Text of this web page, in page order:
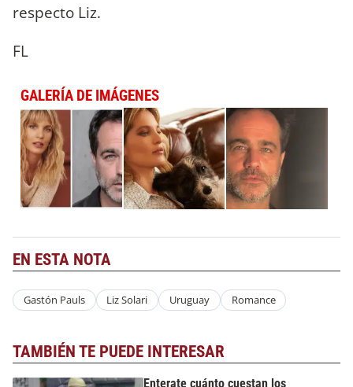
respecto Liz.
FL
GALERÍA DE IMÁGENES
EN ESTA NOTA
Gastón Pauls Liz Solari Uruguay Romance
TAMBIÉN TE PUEDE INTERESAR
Enterate cuánto cuestan los